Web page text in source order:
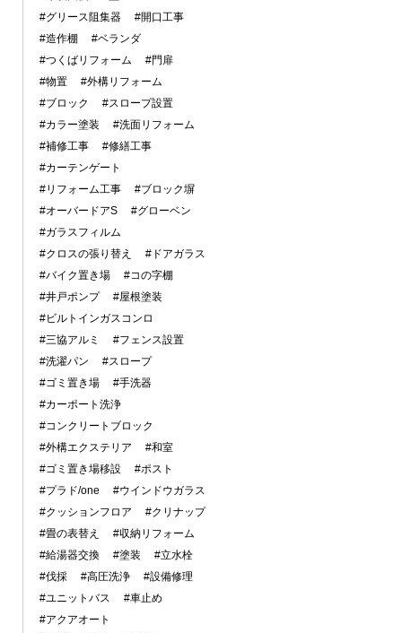
#グリース阻集器
#開口工事
#造作棚
#ベランダ
#つくばリフォーム
#門扉
#物置
#外構リフォーム
#ブロック
#スロープ設置
#カラー塗装
#洗面リフォーム
#補修工事
#修繕工事
#カーテンゲート
#リフォーム工事
#ブロック塀
#オーバードアS
#グローベン
#ガラスフィルム
#クロスの張り替え
#ドアガラス
#バイク置き場
#コの字棚
#井戸ポンプ
#屋根塗装
#ビルトインガスコンロ
#三協アルミ
#フェンス設置
#洗濯パン
#スロープ
#ゴミ置き場
#手洗器
#カーポート洗浄
#コンクリートブロック
#外構エクステリア
#和室
#ゴミ置き場移設
#ポスト
#プラド/one
#ウインドウガラス
#クッションフロア
#クリナップ
#畳の表替え
#収納リフォーム
#給湯器交換
#塗装
#立水栓
#伐採
#高圧洗浄
#設備修理
#ユニットバス
#車止め
#アクアオート